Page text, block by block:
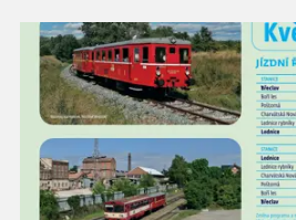
Prodejce prosíme tradičně o
minut před začátkem, aby si
prodejních místech stihli
plánujete přijít a chcete
místo, potvrďte prosím
petr.vlasak@breclav.eu